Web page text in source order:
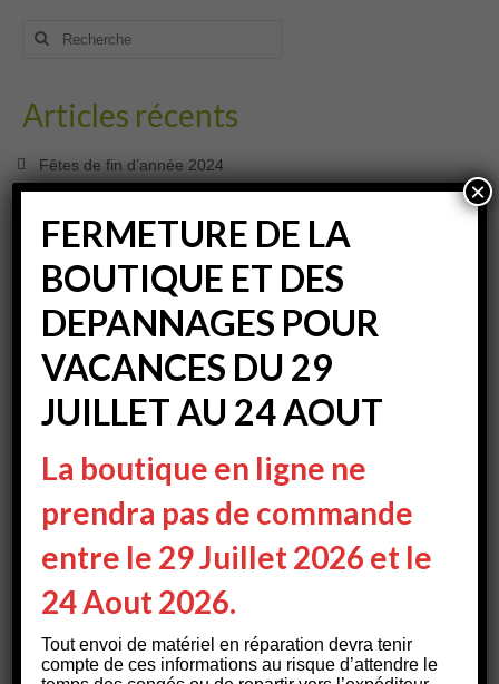
Rechercher
Articles récents
Fêtes de fin d’année 2024
Incendie Camping Car : Confiez vos installations à des vrais
pros
Batteries, EBL et chargeurs … La lumière !
Antenne CiBi Pare brise sans perçage
Quelle antenne sur le camping car ?
Commentaires récents
Incendie Camping Car : Confiez vos installations à des vrais
Incendie Camping Car : Confiez vos installations à des vrais
pros - WISUCAM dans Réparation panneau schaudt
Incendie Camping Car : Confiez vos installations à des vrais
La CiBi et le Camping Car -- Le Retour- WISUCAMdans
FERMETURE DE LA
BOUTIQUE ET DES
DEPANNAGES POUR
VACANCES DU 29
JUILLET AU 24 AOUT
La boutique en ligne ne
prendra pas de commande
entre le 29 Juillet 2026 et le
24 Aout 2026.
Tout envoi de matériel en réparation devra tenir
compte de ces informations au risque d’attendre le
×